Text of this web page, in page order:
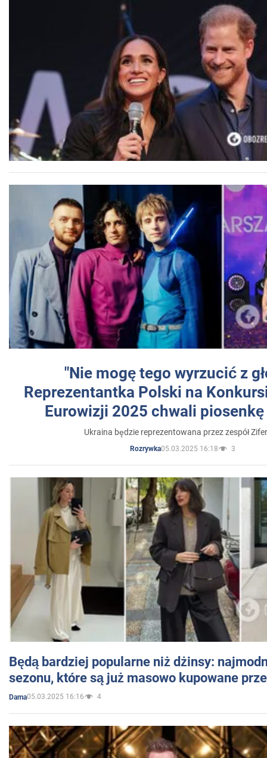
"Nie mogę tego wyrzucić z
Reprezentantka Polski na
Eurowizji 2025 chwali
Ukraina będzie reprezentowana przez zespół
Rozrywka05.03.2025 16:18 3
Będą bardziej popularne niż dżinsy:
sezonu, które są już masowo kupowane
Dama05.03.2025 16:16 4